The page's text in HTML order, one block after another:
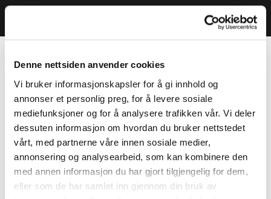
Denne nettsiden anvender cookies
Vi bruker informasjonskapsler for å gi innhold og
annonser et personlig preg, for å levere sosiale
mediefunksjoner og for å analysere trafikken vår. Vi deler
dessuten informasjon om hvordan du bruker nettstedet
vårt, med partnerne våre innen sosiale medier,
annonsering og analysearbeid, som kan kombinere den
med annen informasjon du har gjort tilgjengelig for dem,
eller som de har samlet inn gjennom din bruk av